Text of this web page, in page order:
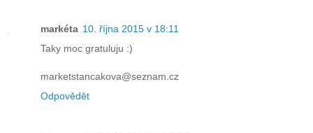
markéta 10. října 2015 v 18:11
Taky moc gratuluju :)
marketstancakova@seznam.cz
Odpovědět